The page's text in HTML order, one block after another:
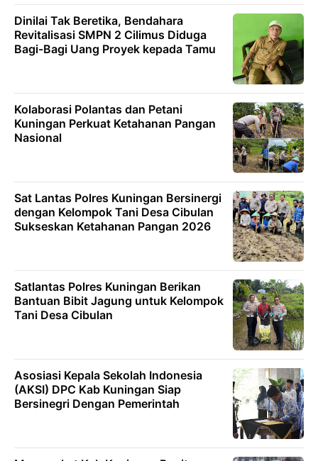
Dinilai Tak Beretika, Bendahara
Revitalisasi SMPN 2 Cilimus Diduga
Bagi-Bagi Uang Proyek kepada Tamu
Kolaborasi Polantas dan Petani
Kuningan Perkuat Ketahanan Pangan
Nasional
Sat Lantas Polres Kuningan Bersinergi
dengan Kelompok Tani Desa Cibulan
Sukseskan Ketahanan Pangan 2026
Satlantas Polres Kuningan Berikan
Bantuan Bibit Jagung untuk Kelompok
Tani Desa Cibulan
Asosiasi Kepala Sekolah Indonesia
(AKSI) DPC Kab Kuningan Siap
Bersinegri Dengan Pemerintah